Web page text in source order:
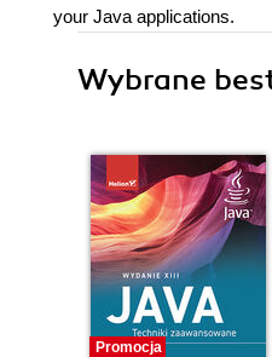
your Java applications.
Wybrane
Promocja